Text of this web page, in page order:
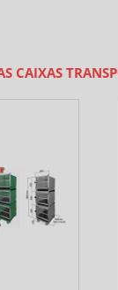
CAIXAS